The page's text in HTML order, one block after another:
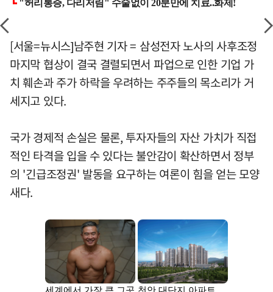
[서울=뉴시스]남주현 기자 = 삼성전자 노사의 사후조정
마지막 협상이 결국 결렬되면서 파업으로 인한 기업 가
치 훼손과 주가 하락을 우려하는 주주들의 목소리가 거
세지고 있다.
국가 경제적 손실은 물론, 투자자들의 자산 가치가 직접
적인 타격을 입을 수 있다는 불안감이 확산하면서 정부
의 '긴급조정권' 발동을 요구하는 여론이 힘을 얻는 모양
새다.